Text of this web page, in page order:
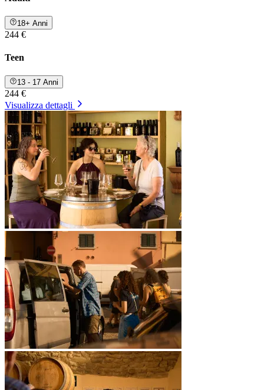
18+ Anni
244 €
Teen
13 - 17 Anni
244 €
Visualizza dettagli